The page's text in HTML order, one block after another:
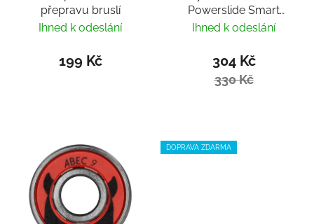
přepravu bruslí
Ihned k odeslání
199 Kč
Powerslide Smart
Bearing Remover by
Ihned k odeslání
304 Kč
330 Kč
DOPRAVA ZDARMA